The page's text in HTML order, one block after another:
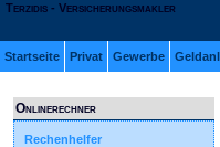
Terzidis - Versicherungsmakler
Startseite Privat Gewerbe
Onlinerechner
Rechenhelfer